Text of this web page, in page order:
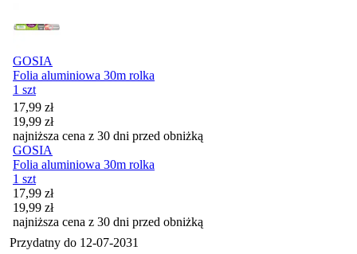
GOSIA
Folia aluminiowa 30m rolka
1 szt
Cena promocyjna
17,99 zł
19,99 zł
najniższa cena z 30 dni przed obniżką
GOSIA
Folia aluminiowa 30m rolka
1 szt
Cena promocyjna
17,99 zł
19,99 zł
najniższa cena z 30 dni przed obniżką
Przydatny do 12-07-2031